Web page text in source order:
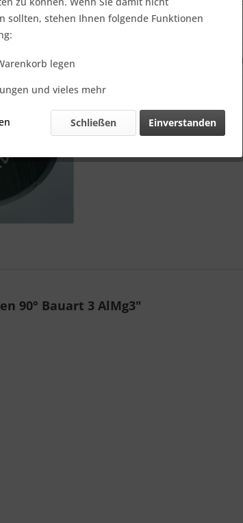
90° Bauart 3 AlMg3"
sollten, stehen Ihnen folgende Funktionen
legen
und vieles mehr
Einverstanden
Schließen